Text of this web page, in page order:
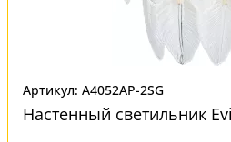
Артикул: A4052AP-2SG
Настенный светильник